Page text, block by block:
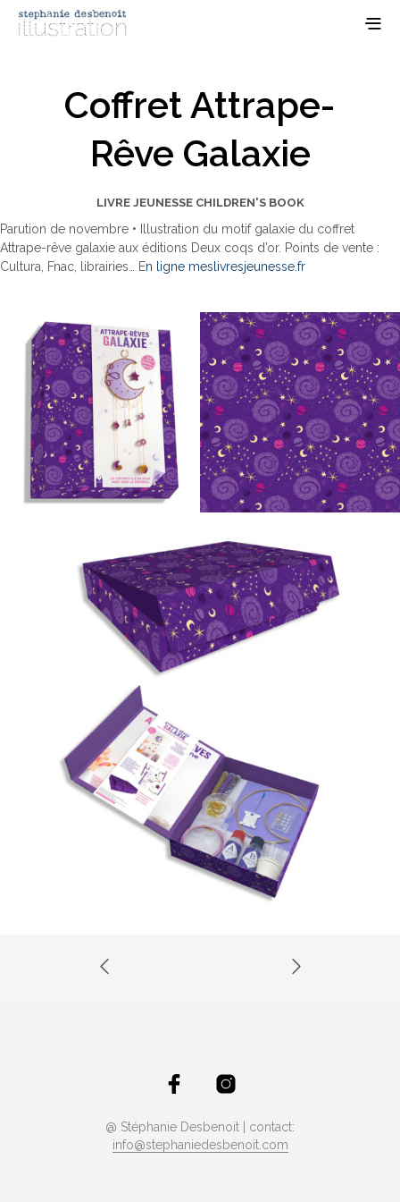
Coffret Attrape-
Rêve Galaxie
LIVRE JEUNESSE CHILDREN'S BOOK
Parution de novembre • Illustration du motif galaxie du coffret
Attrape-rêve galaxie aux éditions Deux coqs d’or. Points de vente :
Cultura, Fnac, librairies… En ligne meslivresjeunesse.fr
@ Stéphanie Desbenoit | contact:
info@stephaniedesbenoit.com